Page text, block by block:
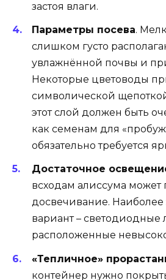
застоя влаги.
Параметры посева.
слишком густо
увлажнённой почвы и
Некоторые цветоводы
символической
этот слой должен быть
как семенам для
обязательно требуется
Достаточное
всходам алиссума может
досвечивание.
вариант – светодиодные
расположенные
«Тепличное»
контейнер нужно